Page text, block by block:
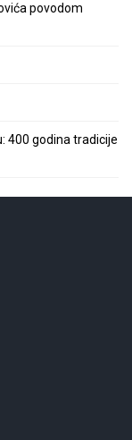
povodom
400 godina tradicije